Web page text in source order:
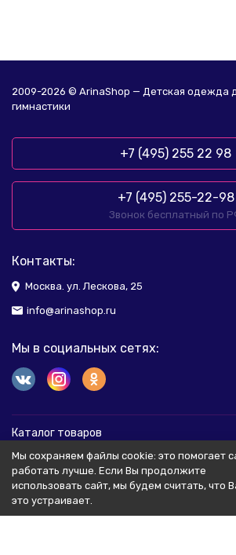
2009-2026 © ArinaShop — Детская одежда
гимнастики
+7 (495) 255 22 98
+7 (495) 255-22-98
Звонок бесплатный по
Контакты:
Москва. ул. Лескова, 25
info@arinashop.ru
Мы в социальных сетях:
Каталог товаров
Помощь
Соглашение и Политика персональных
Мы сохраняем файлы cookie: это помогает
работать лучше. Если Вы продолжите
использовать сайт, мы будем считать, что
это устраивает.